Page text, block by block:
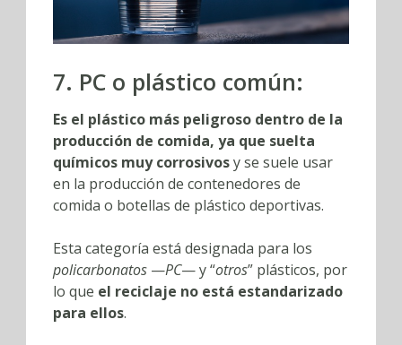
7. PC o plástico común:
Es el plástico más peligroso dentro de la
producción de comida, ya que suelta
químicos muy corrosivosy se suele usar
en la producción de contenedores de
comida o botellas de plástico deportivas.
Esta categoría está designada para los
policarbonatos —PC— y “otros” plásticos, por
lo que el reciclaje no está estandarizado
para ellos.